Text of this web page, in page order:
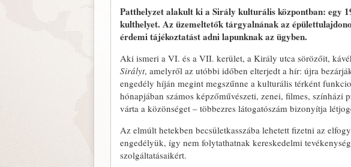
Patthelyzet alakult ki a Sirály kulturális központban: egy
kulthelyet. Az üzemeltetők tárgyalnának az
érdemi tájékoztatást adni lapunknak az ügyben.
Aki ismeri a VI. és a VII. kerület, a Király utca sörözőit,
Sirályt, amelyről az utóbbi időben elterjedt a hír: újra
engedély híján megint megszűnne a kulturális térként
hónapjában számos képzőművészeti, zenei, filmes, színházi
várta a közönséget – többezres látogatószám bizonyítja
Az elmúlt hetekben becsületkasszába lehetett fizetni az
engedélyük, így nem folytathatnak kereskedelmi
szolgáltatásaikért.